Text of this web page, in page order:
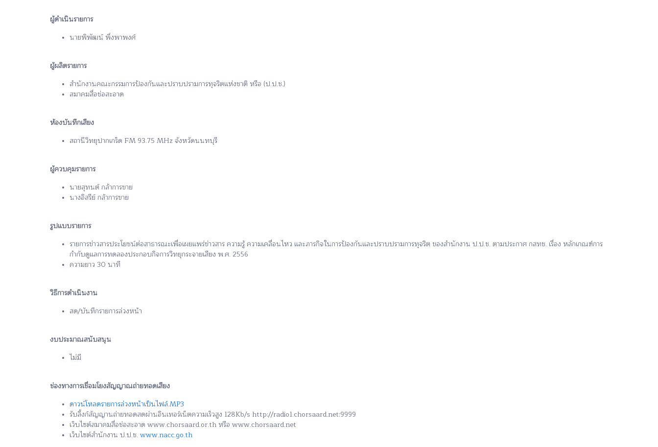
ผู้ดำเนินรายการ
นายพิพัฒน์ พึ่งพาพงศ์
ผู้ผลิตรายการ
สำนักงานคณะกรรมการป้องกันและปราบปรามการทุจริตแห่งชาติ หรือ (ป.ป.ช.)
สมาคมสื่อช่อสะอาด
ห้องบันทึกเสียง
สถานีวิทยุปากเกร็ด FM 93.75 MHz จังหวัดนนทบุรี
ผู้ควบคุมรายการ
นายสุทนต์ กล้าการขาย
นางอิสรีย์ กล้าการขาย
รูปแบบรายการ
รายการข่าวสารประโยชน์ต่อสาธารณะเพื่อเผยแพร่ข่าวสาร ความรู้ ความเคลื่อนไหว และภารกิจในการป้องกันและปราบปรามการทุจริต ของสำนักงาน ป.ป.ช. ตามประกาศ กสทช. เรื่อง หลักเกณฑ์การ
กำกับดูแลการทดลองประกอบกิจการวิทยุกระจายเสียง พ.ศ. 2556
ความยาว 30 นาที
วิธีการดำเนินงาน
สด/บันทึกรายการล่วงหน้า
งบประมาณสนับสนุน
ไม่มี
ช่องทางการเชื่อมโยงสัญญาณถ่ายทอดเสียง
ดาวน์โหลดรายการล่วงหน้าเป็นไฟล์.MP3
รับลิ้งก์สัญญานถ่ายทอดสดผ่านอินเทอร์เน็ตความเร็วสูง 128Kb/s http://radio1.chorsaard.net:9999
เว็บไซต์สมาคมสื่อช่อสะอาด www.chorsaard.or.th หรือ www.chorsaard.net
เว็บไซต์สำนักงาน ป.ป.ช. www.nacc.go.th